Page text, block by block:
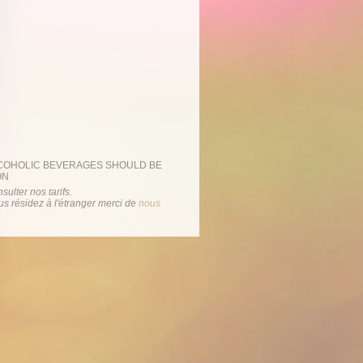
BEVERAGES SHOULD BE
nos tarifs.
résidez à l'étranger merci de nous